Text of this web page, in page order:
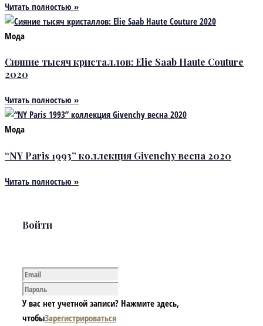
Читать полностью »
Мода
Сияние тысяч кристаллов: Elie Saab Haute Couture
2020
Читать полностью »
Мода
“NY Paris 1993” коллекция Givenchy весна 2020
Читать полностью »
Войти
У вас нет учетной записи? Нажмите здесь,
чтобыЗарегистрироваться